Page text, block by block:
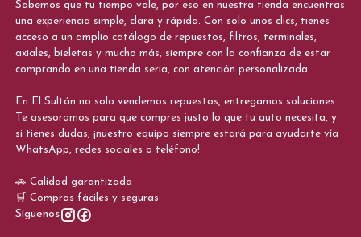
Sabemos que tu tiempo vale, por eso en nuestra tienda encuentras
una experiencia simple, clara y rápida. Con solo unos clics, tienes
acceso a un amplio catálogo de repuestos, filtros, terminales,
axiales, bieletas y mucho más, siempre con la confianza de estar
comprando en una tienda seria, con atención personalizada.
En El Sultán no solo vendemos repuestos, entregamos soluciones.
Te asesoramos para que compres justo lo que tu auto necesita, y
si tienes dudas, ¡nuestro equipo siempre estará para ayudarte vía
WhatsApp, redes sociales o teléfono!
🚗 Calidad garantizada
🛒 Compras fáciles y seguras
Síguenos